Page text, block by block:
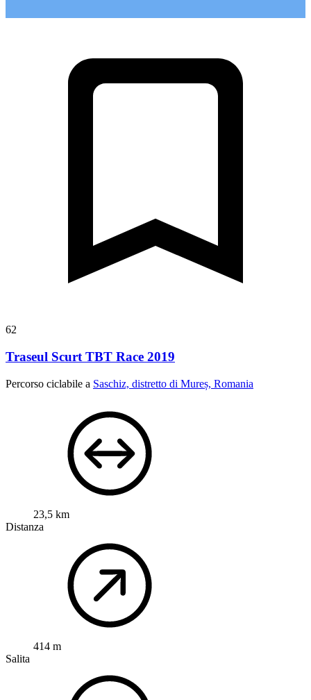
62
Traseul Scurt TBT Race 2019
Percorso ciclabile a Saschiz, distretto di Mureș, Romania
23,5 km
Distanza
414 m
Salita